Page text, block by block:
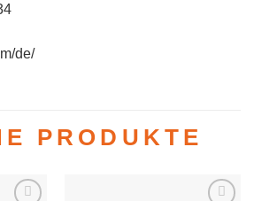
de/
PRODUKTE